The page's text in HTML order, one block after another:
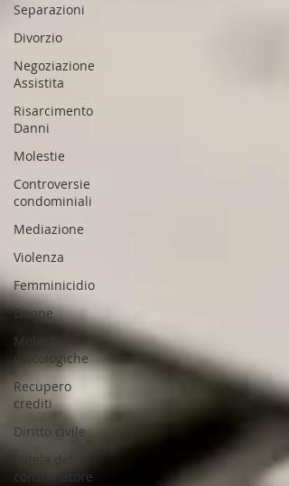
Separazioni
Divorzio
Negoziazione
Assistita
Risarcimento
Danni
Molestie
Controversie
condominiali
Mediazione
Violenza
Femminicidio
Donne
Molestie
psicologiche
Recupero
crediti
Diritto civile
Tutela del
consumatore